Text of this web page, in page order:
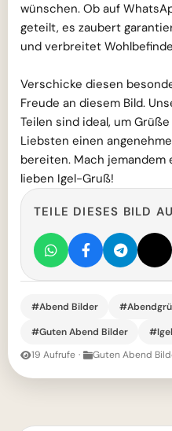
wünschen. Ob auf
geteilt, es zaubert
und verbreitet
Verschicke diesen
Freude an diesem Bild.
Teilen sind ideal, um
Liebsten einen
bereiten. Mach jemandem
lieben Igel-Gruß!
TEILE DIESES BILD
#Abend Bilder
#Guten Abend Bilder
19 Aufrufe · Guten Abend